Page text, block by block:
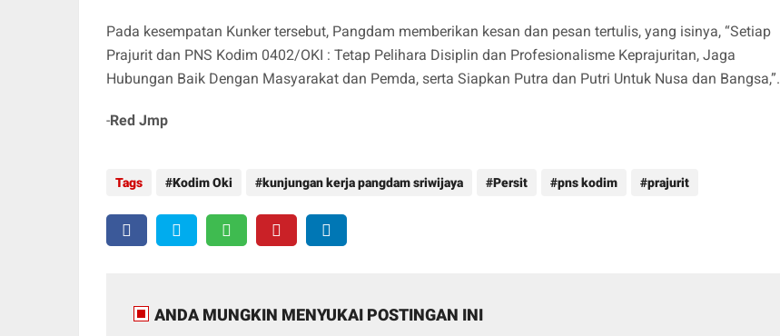
Pada kesempatan Kunker tersebut, Pangdam memberikan kesan dan pesan tertulis, yang isinya, “Setiap
Prajurit dan PNS Kodim 0402/OKI : Tetap Pelihara Disiplin dan Profesionalisme Keprajuritan, Jaga
Hubungan Baik Dengan Masyarakat dan Pemda, serta Siapkan Putra dan Putri Untuk Nusa dan Bangsa,”.
-Red Jmp
Tags Kodim Oki kunjungan kerja pangdam sriwijaya Persit pns kodim prajurit
ANDA MUNGKIN MENYUKAI POSTINGAN INI